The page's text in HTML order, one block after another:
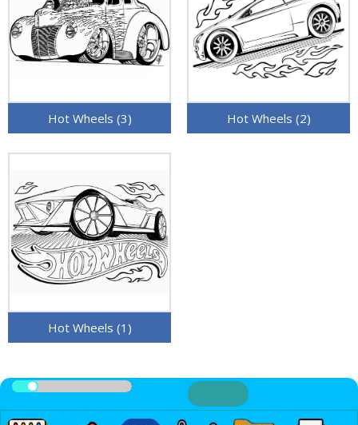
Hot Wheels (3) Hot Wheels (2)
Hot Wheels (1)